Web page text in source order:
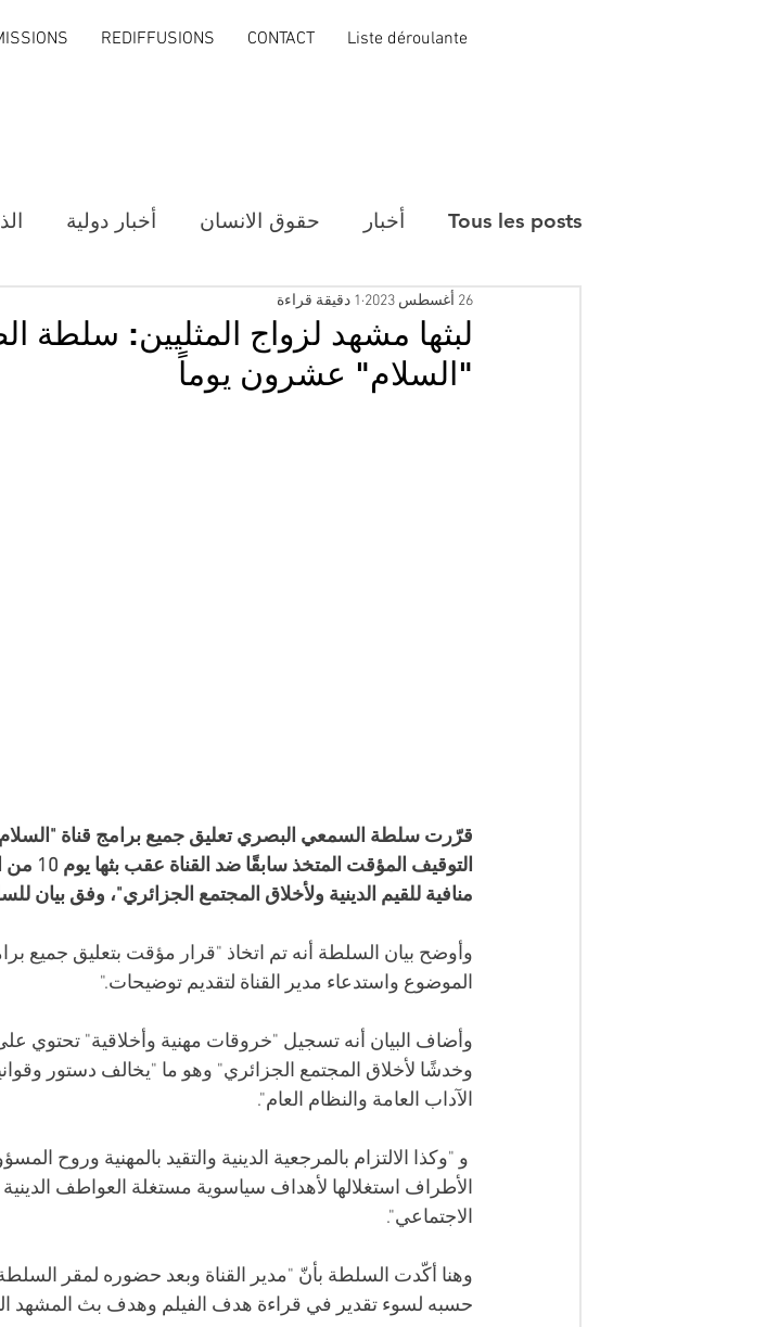
REDIFFUSIONS CONTACT Liste déroulante
Tous les posts أخبار حقوق الانسان أخبار دولية
لبثها مشهد لزواج المثليين: سلطة
"السلام" عشرون يوماً
26 أغسطس 2023 1 دقيقة قراءة
منافية للقيم الدينية ولأخلاق المجتمع الجزائري"، وفق بيان
وأوضح بيان السلطة أنه تم اتخاذ "قرار مؤقت بتعليق جميع
الموضوع واستدعاء مدير القناة لتقديم توضيحات."
وأضاف البيان أنه تسجيل "خروقات مهنية وأخلاقية" تحتوي
وخدشًا لأخلاق المجتمع الجزائري" وهو ما "يخالف دستور
الآداب العامة والنظام العام".
و "وكذا الالتزام بالمرجعية الدينية والتقيد بالمهنية وروح
الأطراف استغلالها لأهداف سياسوية مستغلة العواطف
الاجتماعي".
وهنا أكّدت السلطة بأنّ "مدير القناة وبعد حضوره لمقر السلطة
حسبه لسوء تقدير في قراءة هدف الفيلم وهدف بث المشهد